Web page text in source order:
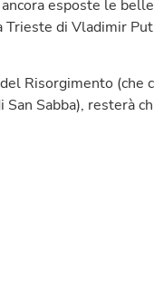
esposte le
Trieste di Vladimir
Risorgimento (che
San Sabba), resterà